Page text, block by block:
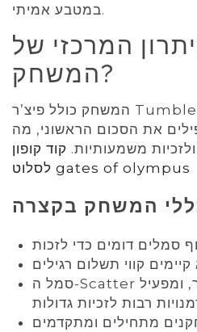
במטבע אמיתי.
המרכזי של
המשחק?
המשחק כולל פיצ’ר Tumble שמאפשר זכיות רצופות
את הסכום הראשוני, מה
משמעותיות. קוד קופון
לסלוט gates of olympus
המשחק בקצרה
סמל ה-Scatter מופיע כשלושה או יותר, ומפעיל
מתחילים ומתקדמים